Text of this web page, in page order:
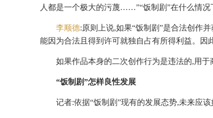
人都是一个极大的污蔑……”“饭制剧”在什么情况
李顺德:原则上说,如果“饭制剧”是合法创作
能因为合法且得到许可就独自占有所得利益。因
如果作品本身的二次创作行为是违法的,用
“饭制剧”怎样良性发展
记者:依据“饭制剧”现有的发展态势,未来应